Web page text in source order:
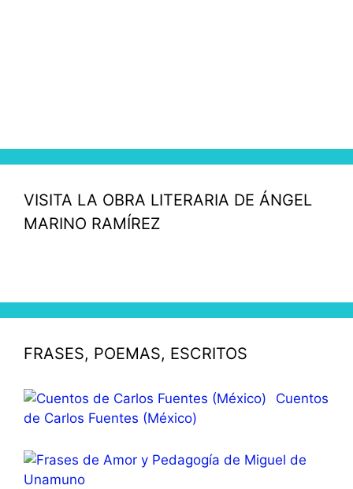
VISITA LA OBRA LITERARIA DE ÁNGEL
MARINO RAMÍREZ
FRASES, POEMAS, ESCRITOS
Cuentos
de Carlos Fuentes (México)